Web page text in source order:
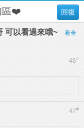
回復
區❤️
可以看過來哦~
看全
46#
47#